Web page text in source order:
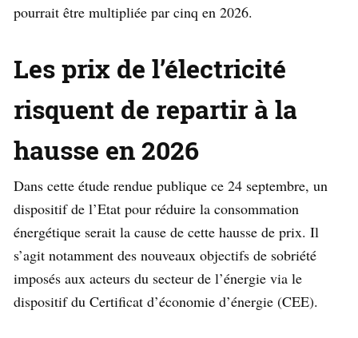
pourrait être multipliée par cinq en 2026.
Les prix de l’électricité
risquent de repartir à la
hausse en 2026
Dans cette étude rendue publique ce 24 septembre, un
dispositif de l’Etat pour réduire la consommation
énergétique serait la cause de cette hausse de prix. Il
s’agit notamment des nouveaux objectifs de sobriété
imposés aux acteurs du secteur de l’énergie via le
dispositif du Certificat d’économie d’énergie (CEE).